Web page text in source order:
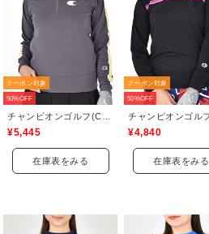
クーポン対象
50%OFF
¥5,445
在庫表をみる
クーポン対象
50%OFF
¥4,840
在庫表をみる